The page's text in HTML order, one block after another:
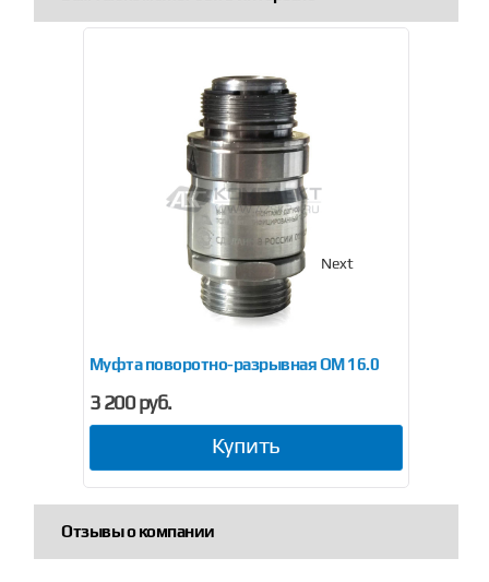
Муфта поворотно-разрывная ОМ 16.0
3 200 руб.
Купить
Next
Отзывы о компании